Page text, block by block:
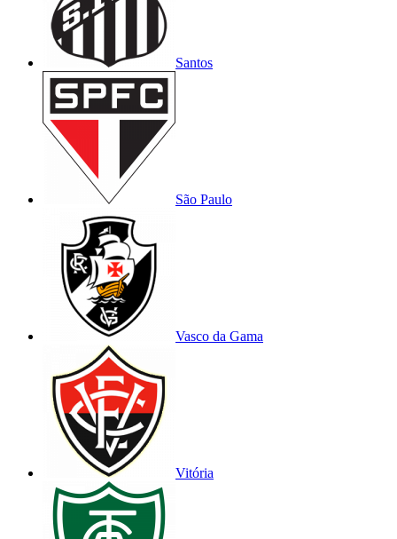
Santos
São Paulo
Vasco da Gama
Vitória